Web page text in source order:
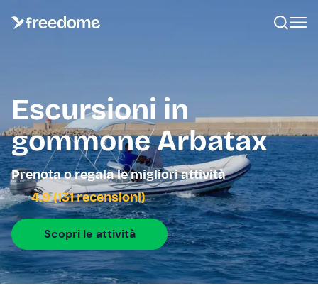
Escursioni in
gommone Arbatax
Prenota o regala le migliori attività
4.9 (131 recensioni)
Scopri le attività